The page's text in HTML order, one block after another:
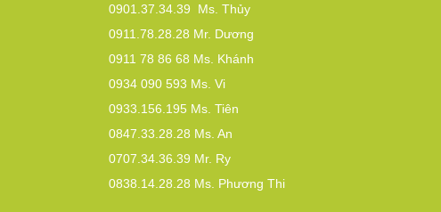
0901.37.34.39
Ms. Thủy
0911.78.28.28 Mr. Dương
0911 78 86 68 Ms. Khánh
0934 090 593 Ms. Vi
0933.156.195 Ms. Tiên
0847.33.28.28 Ms. An
0707.34.36.39 Mr. Ry
0838.14.28.28 Ms. Phương Thi